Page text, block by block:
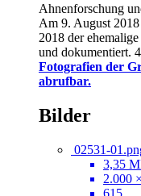
Ahnenforschung
Am 9. August
2018 der
und dokumentiert.
Fotografien der
abrufbar.
Bilder
02531-
3,35
2.000
615